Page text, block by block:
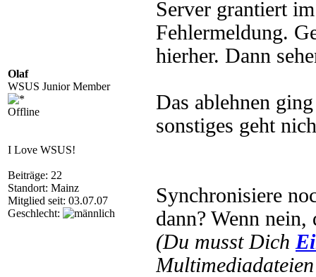
Olaf
WSUS Junior Member
Offline
I Love WSUS!
Beiträge: 22
Standort: Mainz
Mitglied seit: 03.07.07
Geschlecht:
Server grantiert
Fehlermeldung.
hierher. Dann
Das ablehnen
sonstiges geht
Synchronisiere
dann? Wenn
(Du musst Dich